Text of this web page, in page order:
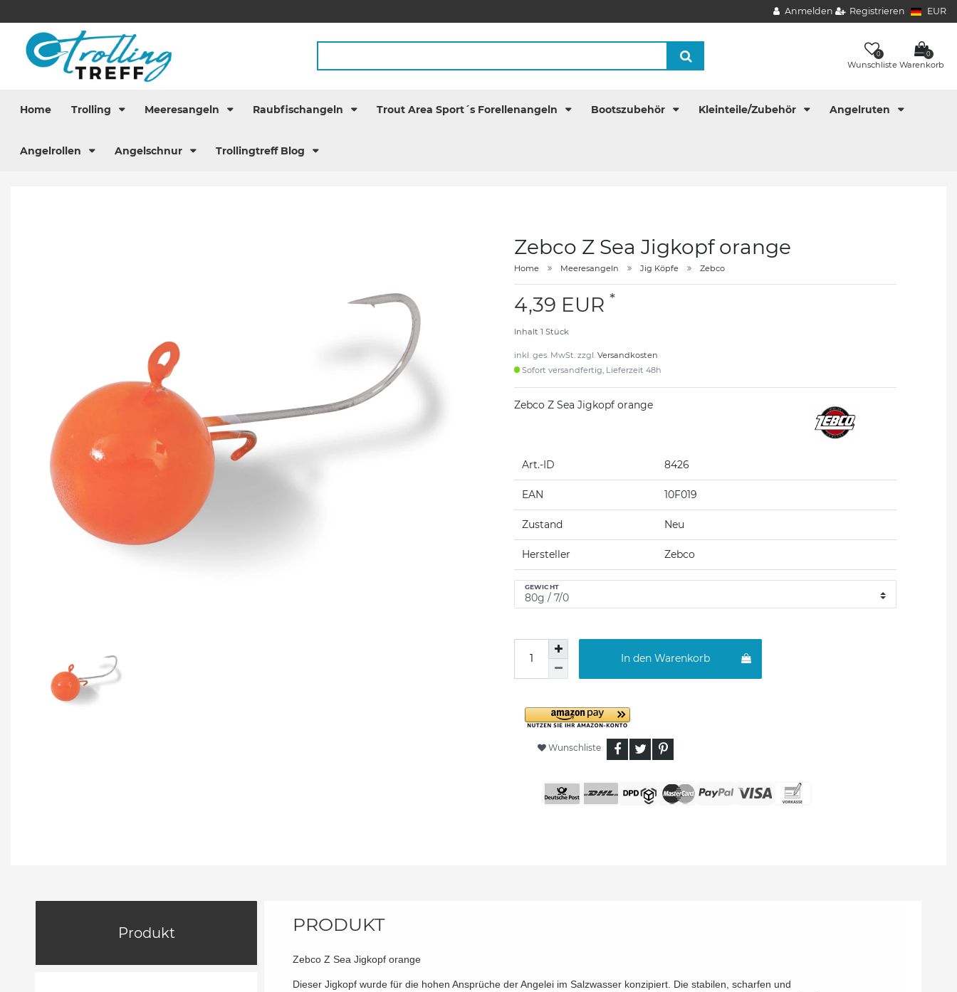
Anmelden Registrieren EUR
0
Wunschliste
0
Warenkorb
Home Trolling Meeresangeln Raubfischangeln Trout Area Sport´s Forellenangeln Bootszubehör Kleinteile/Zubehör Angelruten
Angelrollen Angelschnur Trollingtreff Blog
Zebco Z Sea Jigkopf orange
Home Meeresangeln Jig Köpfe Zebco
4,39 EUR *
Inhalt 1 Stück
inkl. ges. MwSt. zzgl. Versandkosten
Sofort versandfertig, Lieferzeit 48h
Zebco Z Sea Jigkopf orange
Art.-ID 8426
EAN 10F019
Zustand Neu
Hersteller Zebco
GEWICHT
In den Warenkorb
Wunschliste
Produkt PRODUKT
Zebco Z Sea Jigkopf orange
Dieser Jigkopf wurde für die hohen Ansprüche der Angelei im Salzwasser konzipiert. Die stabilen, scharfen und